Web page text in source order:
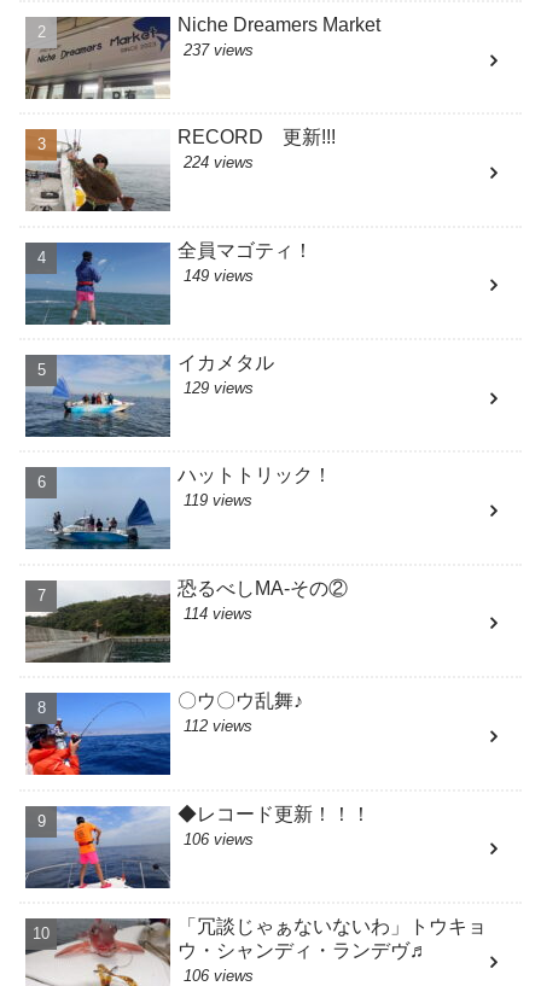
Niche Dreamers Market
237 views
RECORD 更新!!!
224 views
全員マゴティ！
149 views
イカメタル
129 views
ハットトリック！
119 views
恐るべしMA-その②
114 views
〇ウ〇ウ乱舞♪
112 views
◆レコード更新！！！
106 views
「冗談じゃぁないないわ」トウキョ
ウ・シャンディ・ランデヴ♬
106 views